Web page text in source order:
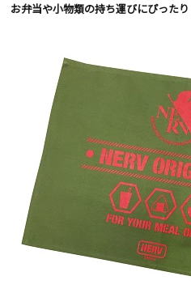
お弁当や小物類の持ち運びにぴった